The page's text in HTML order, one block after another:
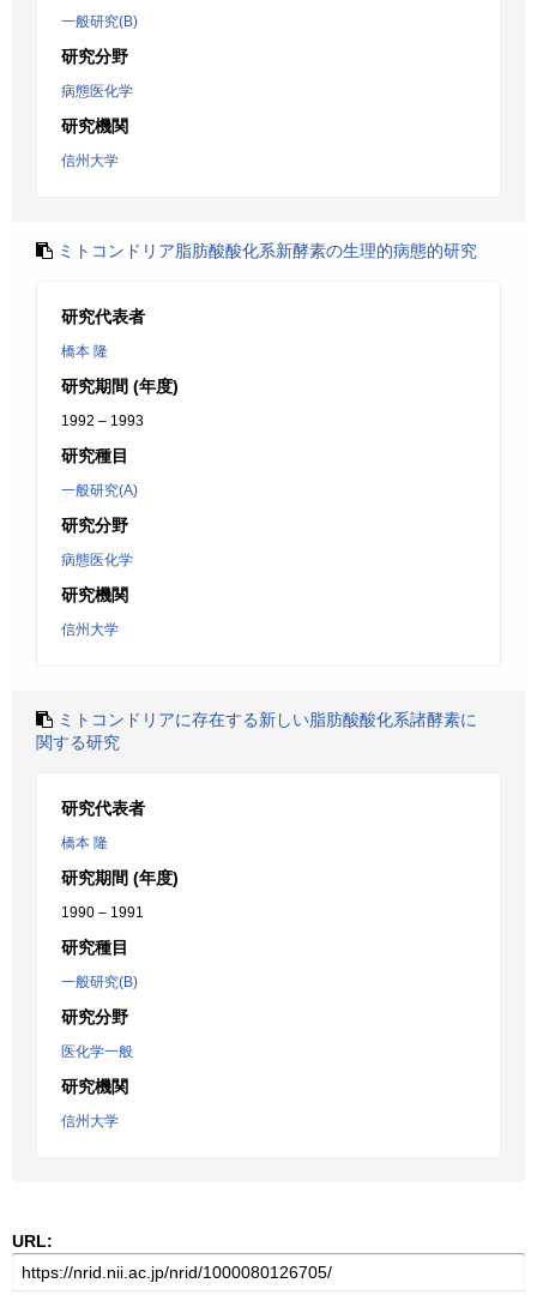
一般研究(B)
研究分野
病態医化学
研究機関
信州大学
ミトコンドリア脂肪酸酸化系新酵素の生理的病態的研究
研究代表者
橋本 隆
研究期間 (年度)
1992 – 1993
研究種目
一般研究(A)
研究分野
病態医化学
研究機関
信州大学
ミトコンドリアに存在する新しい脂肪酸酸化系諸酵素に
関する研究
研究代表者
橋本 隆
研究期間 (年度)
1990 – 1991
研究種目
一般研究(B)
研究分野
医化学一般
研究機関
信州大学
URL: